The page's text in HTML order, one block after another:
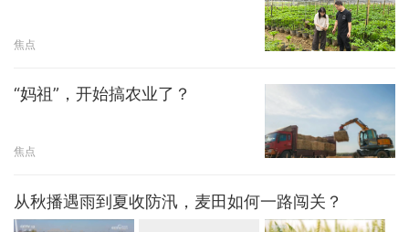
焦点
“妈祖”，开始搞农业了？
焦点
从秋播遇雨到夏收防汛，麦田如何一路闯关？